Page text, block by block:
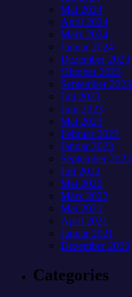
Mai 2024
April 2024
März 2024
Januar 2024
Dezember 2023
Oktober 2023
September 2023
Juli 2023
Juni 2023
Mai 2023
Februar 2023
Januar 2023
September 2022
Juli 2022
Mai 2022
März 2022
Mai 2021
April 2021
Januar 2021
Dezember 2020
Categories